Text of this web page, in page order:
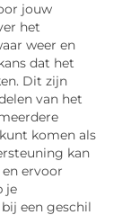
jouw
het
weer en
dat het
Dit zijn
van het
komen als
kan
ervoor
je
een geschil